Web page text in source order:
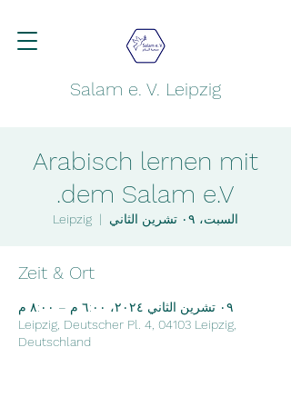
Salam e. V. Leipzig
Arabisch lernen mit
dem Salam e.V.
السبت، ٠٩ تشرين الثاني
  |
Leipzig
Zeit & Ort
٠٩ تشرين الثاني ٢٠٢٤، ٦:٠٠ م – ٨:٠٠ م
Leipzig, Deutscher Pl. 4, 04103 Leipzig,
Deutschland